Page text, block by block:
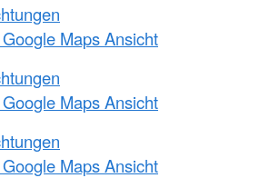
Maps Ansicht
Maps Ansicht
Maps Ansicht